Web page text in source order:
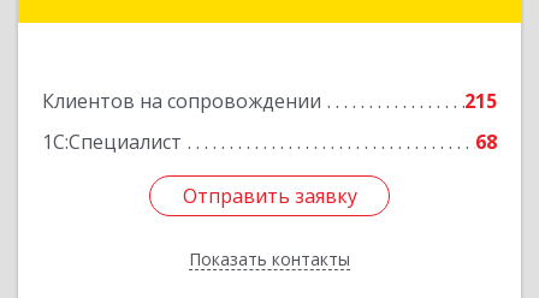
Клиентов на сопровождении
215
1С:Специалист
68
Отправить заявку
Показать контакты
Отправить заявку
Назад